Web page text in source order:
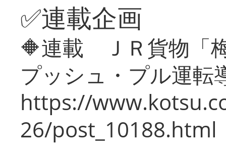
✅連載企画
🔶連載 ＪＲ貨物「
プッシュ・プル運転
https://
26/post_10188.html